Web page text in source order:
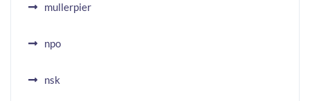
mullerpier
npo
nsk